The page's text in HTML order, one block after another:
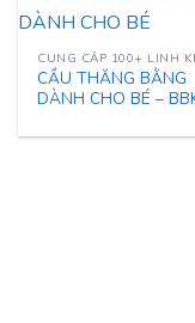
CẦU THĂNG BẰNG
DÀNH CHO BÉ –